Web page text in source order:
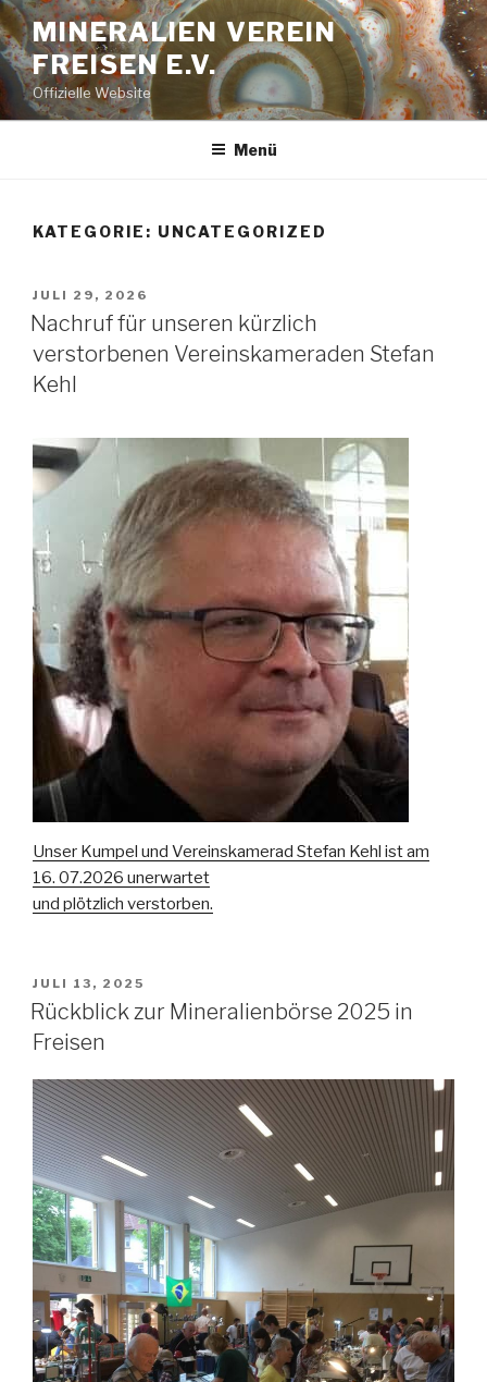
Zum
Inhalt
springen
MINERALIEN VEREIN
FREISEN E.V.
Offizielle Website
Menü
KATEGORIE: UNCATEGORIZED
VERÖFFENTLICHT
AM
JULI 29, 2026
Nachruf für unseren kürzlich
verstorbenen Vereinskameraden Stefan
Kehl
Unser Kumpel und Vereinskamerad Stefan Kehl ist am
16. 07.2026 unerwartet
und plötzlich verstorben.
VERÖFFENTLICHT
AM
JULI 13, 2025
Rückblick zur Mineralienbörse 2025 in
Freisen